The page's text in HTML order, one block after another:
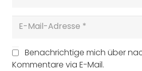
Benachrichtige mich über
Kommentare via E-Mail.